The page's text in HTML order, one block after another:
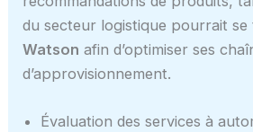
du secteur logistique pourrait
Watson afin d’optimiser ses
d’approvisionnement.
Évaluation des services à